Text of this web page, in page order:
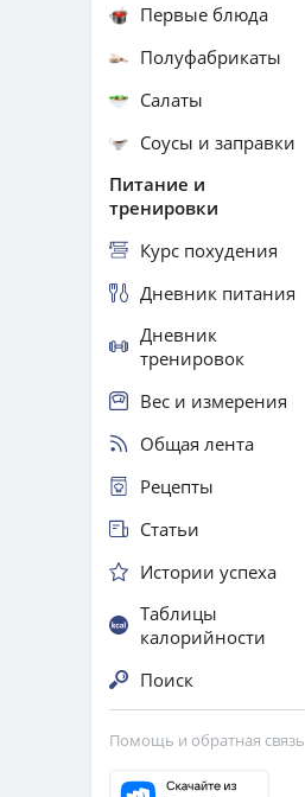
Первые блюда
Полуфабрикаты
Салаты
Соусы и заправки
Питание и
тренировки
Курс похудения
Дневник питания
Дневник
тренировок
Вес и измерения
Общая лента
Рецепты
Статьи
Истории успеха
Таблицы
калорийности
Поиск
Помощь и обратная связь